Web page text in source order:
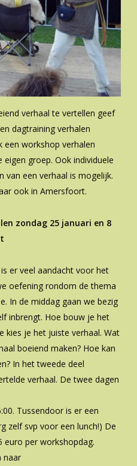
verhaal te vertellen geef
dagtraining verhalen
een workshop verhalen
groep. Ook individuele
van een verhaal is mogelijk.
ook in Amersfoort.
zondag 25 januari en 8
er veel aandacht voor het
oefening rondom de thema
In de middag gaan we bezig
inbrengt. Hoe bouw je het
kies je het juiste verhaal. Wat
boeiend maken? Hoe kan
In het tweede deel
verhaal. De twee dagen
Tussendoor is er een
zelf svp voor een lunch!) De
euro per workshopdag.
naar